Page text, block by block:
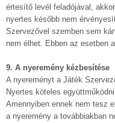
értesítő levél feladójával,
nyertes később nem
Szervezővel szemben sem
nem élhet. Ebben az esetben
9. A nyeremény kézbesítése
A nyereményt a Játék
Nyertes köteles
Amennyiben ennek nem tesz
a nyeremény a továbbiakban